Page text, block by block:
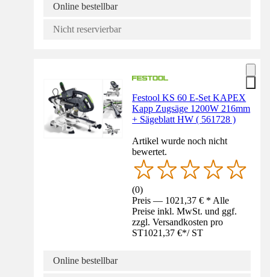
Online bestellbar
Nicht reservierbar
Festool KS 60 E-Set KAPEX
Kapp Zugsäge 1200W 216mm
+ Sägeblatt HW ( 561728 )
Artikel wurde noch nicht
bewertet.
(0)
Preis — 1021,37 € * Alle
Preise inkl. MwSt. und ggf.
zzgl. Versandkosten pro
ST1021,37 €*/ ST
Online bestellbar